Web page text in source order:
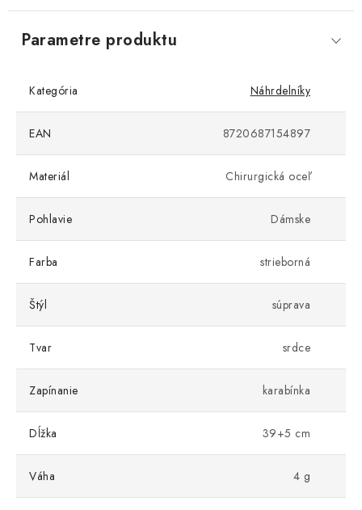
Parametre produktu
Kategória Náhrdelníky
EAN 8720687154897
Materiál Chirurgická oceľ
Pohlavie Dámske
Farba strieborná
Štýl súprava
Tvar srdce
Zapínanie karabínka
Dĺžka 39+5 cm
Váha 4 g